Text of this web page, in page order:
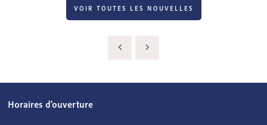
VOIR TOUTES LES NOUVELLES
Horaires d'ouverture